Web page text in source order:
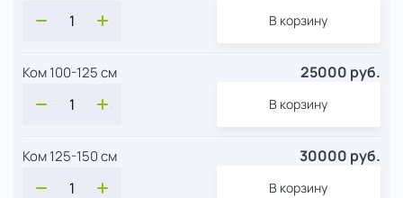
В корзину
Ком 100-125 см 25000 руб.
В корзину
Ком 125-150 см 30000 руб.
В корзину